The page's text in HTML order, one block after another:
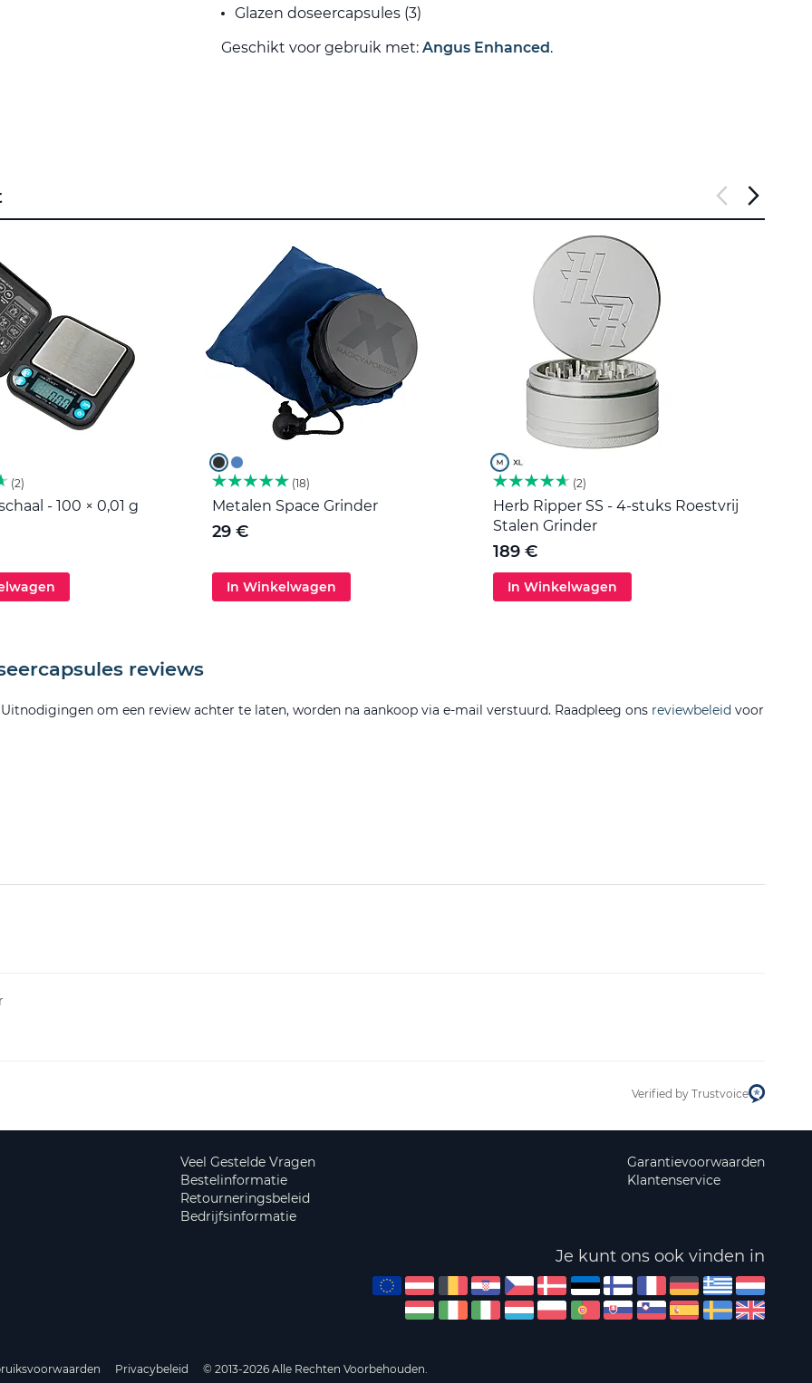
Glazen doseercapsules (3)
Geschikt voor gebruik met: Angus Enhanced.
2
- 100 × 0,01 g
18
Metalen Space Grinder
29 €
In Winkelwagen
2
Herb Ripper SS - 4-stuks Roestvrij
Stalen Grinder
189 €
In Winkelwagen
reviews
om een review achter te laten, worden na aankoop via e-mail verstuurd. Raadpleeg ons reviewbeleid voor
Verified by Trustvoice
Veel Gestelde Vragen
Bestelinformatie
Retourneringsbeleid
Bedrijfsinformatie
Garantievoorwaarden
Klantenservice
Je kunt ons ook vinden in
Privacybeleid © 2013-2026 Alle Rechten Voorbehouden.